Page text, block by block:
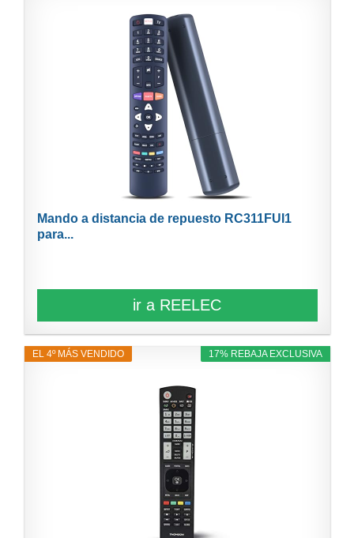
Mando a distancia de repuesto RC311FUI1
para...
ir a REELEC
17% REBAJA EXCLUSIVA
EL 4º MÁS VENDIDO